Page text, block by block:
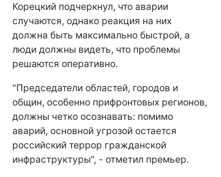
Корецкий подчеркнул, что аварии
случаются, однако реакция на них
должна быть максимально быстрой, а
люди должны видеть, что проблемы
решаются оперативно.
"Председатели областей, городов и
общин, особенно прифронтовых регионов,
должны четко осознавать: помимо
аварий, основной угрозой остается
российский террор гражданской
инфраструктуры", - отметил премьер.